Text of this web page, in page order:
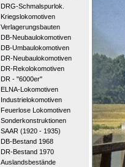
DRG-Schmalspurlok.
Kriegslokomotiven
Verlagerungsbauten
DB-Neubaulokomotiven
DB-Umbaulokomotiven
DR-Neubaulokomotiven
DR-Rekolokomotiven
DR - "6000er"
ELNA-Lokomotiven
Industrielokomotiven
Feuerlose Lokomotiven
Sonderkonstruktionen
SAAR (1920 - 1935)
DB-Bestand 1968
DR-Bestand 1970
Auslandsbestände